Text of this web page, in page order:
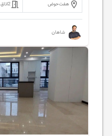
هفت‌حوض 2اتاق
شاهان